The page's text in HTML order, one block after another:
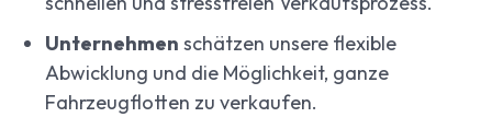
Unternehmen schätzen unsere flexible
Abwicklung und die Möglichkeit, ganze
Fahrzeugflotten zu verkaufen.